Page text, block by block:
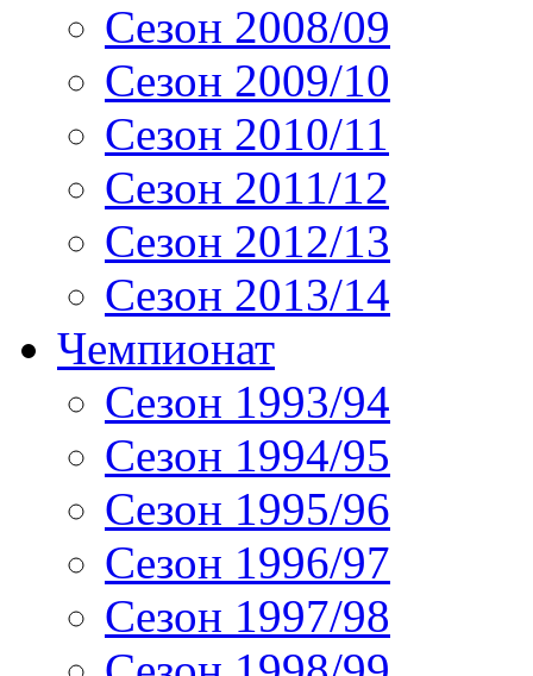
Сезон 2008/09
Сезон 2009/10
Сезон 2010/11
Сезон 2011/12
Сезон 2012/13
Сезон 2013/14
Чемпионат
Сезон 1993/94
Сезон 1994/95
Сезон 1995/96
Сезон 1996/97
Сезон 1997/98